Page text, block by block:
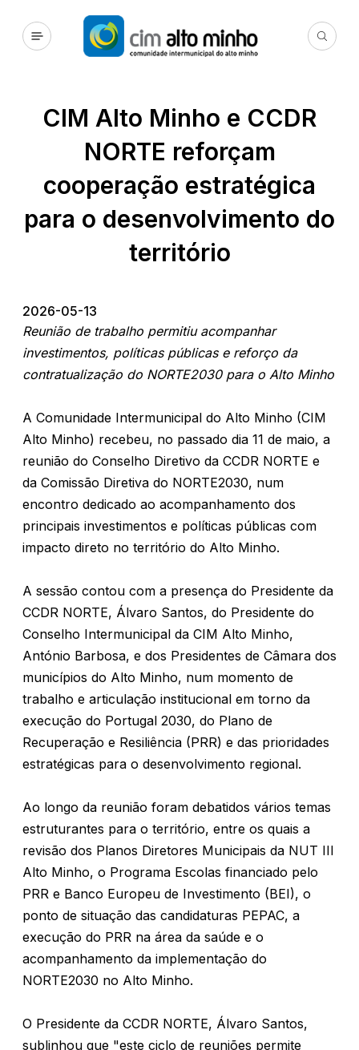
CIM Alto Minho e CCDR
NORTE reforçam
cooperação estratégica
para o desenvolvimento do
território
2026-05-13
Reunião de trabalho permitiu acompanhar
investimentos, políticas públicas e reforço da
contratualização do NORTE2030 para o Alto Minho
A Comunidade Intermunicipal do Alto Minho (CIM
Alto Minho) recebeu, no passado dia 11 de maio, a
reunião do Conselho Diretivo da CCDR NORTE e
da Comissão Diretiva do NORTE2030, num
encontro dedicado ao acompanhamento dos
principais investimentos e políticas públicas com
impacto direto no território do Alto Minho.
A sessão contou com a presença do Presidente da
CCDR NORTE, Álvaro Santos, do Presidente do
Conselho Intermunicipal da CIM Alto Minho,
António Barbosa, e dos Presidentes de Câmara dos
municípios do Alto Minho, num momento de
trabalho e articulação institucional em torno da
execução do Portugal 2030, do Plano de
Recuperação e Resiliência (PRR) e das prioridades
estratégicas para o desenvolvimento regional.
Ao longo da reunião foram debatidos vários temas
estruturantes para o território, entre os quais a
revisão dos Planos Diretores Municipais da NUT III
Alto Minho, o Programa Escolas financiado pelo
PRR e Banco Europeu de Investimento (BEI), o
ponto de situação das candidaturas PEPAC, a
execução do PRR na área da saúde e o
acompanhamento da implementação do
NORTE2030 no Alto Minho.
O Presidente da CCDR NORTE, Álvaro Santos,
sublinhou que "este ciclo de reuniões permite